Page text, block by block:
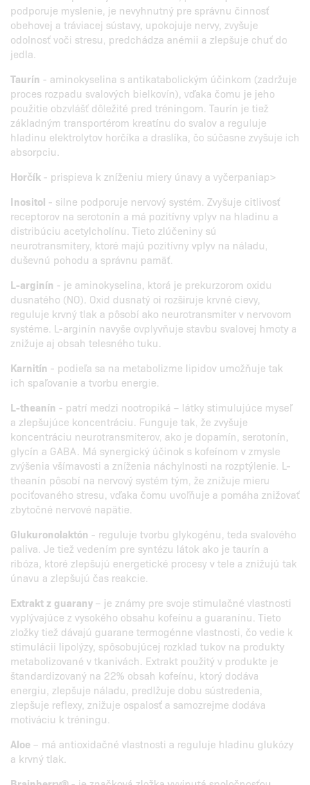
podporuje myslenie, je nevyhnutný pre správnu činnosť
obehovej a tráviacej sústavy, upokojuje nervy, zvyšuje
odolnosť voči stresu, predchádza anémii a zlepšuje chuť do
jedla.
Taurín - aminokyselina s antikatabolickým účinkom (zadržuje
proces rozpadu svalových bielkovín), vďaka čomu je jeho
použitie obzvlášť dôležité pred tréningom. Taurín je tiež
základným transportérom kreatínu do svalov a reguluje
hladinu elektrolytov horčíka a draslíka, čo súčasne zvyšuje ich
absorpciu.
Horčík - prispieva k zníženiu miery únavy a vyčerpaniap>
Inositol - silne podporuje nervový systém. Zvyšuje citlivosť
receptorov na serotonín a má pozitívny vplyv na hladinu a
distribúciu acetylcholínu. Tieto zlúčeniny sú
neurotransmitery, ktoré majú pozitívny vplyv na náladu,
duševnú pohodu a správnu pamäť.
L-arginín - je aminokyselina, ktorá je prekurzorom oxidu
dusnatého (NO). Oxid dusnatý oi rozširuje krvné cievy,
reguluje krvný tlak a pôsobí ako neurotransmiter v nervovom
systéme. L-arginín navyše ovplyvňuje stavbu svalovej hmoty a
znižuje aj obsah telesného tuku.
Karnitín - podieľa sa na metabolizme lipidov umožňuje tak
ich spaľovanie a tvorbu energie.
L-theanín - patrí medzi nootropiká – látky stimulujúce myseľ
a zlepšujúce koncentráciu. Funguje tak, že zvyšuje
koncentráciu neurotransmiterov, ako je dopamín, serotonín,
glycín a GABA. Má synergický účinok s kofeínom v zmysle
zvýšenia všímavosti a zníženia náchylnosti na rozptýlenie. L-
theanín pôsobí na nervový systém tým, že znižuje mieru
pociťovaného stresu, vďaka čomu uvoľňuje a pomáha znižovať
zbytočné nervové napätie.
Glukuronolaktón - reguluje tvorbu glykogénu, teda svalového
paliva. Je tiež vedením pre syntézu látok ako je taurín a
ribóza, ktoré zlepšujú energetické procesy v tele a znižujú tak
únavu a zlepšujú čas reakcie.
Extrakt z guarany– je známy pre svoje stimulačné vlastnosti
vyplývajúce z vysokého obsahu kofeínu a guaranínu. Tieto
zložky tiež dávajú guarane termogénne vlastnosti, čo vedie k
stimulácii lipolýzy, spôsobujúcej rozklad tukov na produkty
metabolizované v tkanivách. Extrakt použitý v produkte je
štandardizovaný na 22% obsah kofeínu, ktorý dodáva
energiu, zlepšuje náladu, predlžuje dobu sústredenia,
zlepšuje reflexy, znižuje ospalosť a samozrejme dodáva
motiváciu k tréningu.
Aloe– má antioxidačné vlastnosti a reguluje hladinu glukózy
a krvný tlak.